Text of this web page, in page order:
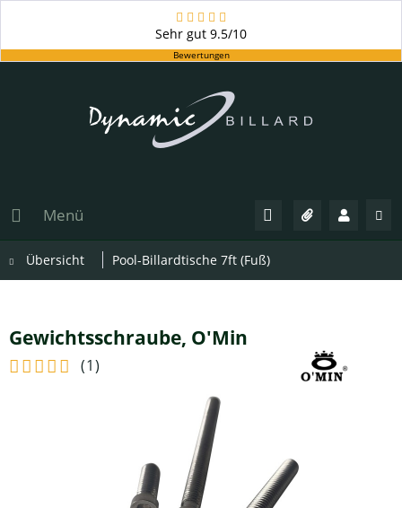
Sehr gut 9.5/10
Bewertungen
Menü
Übersicht Pool-Billardtische 7ft (Fuß)
Gewichtsschraube, O'Min
(1)